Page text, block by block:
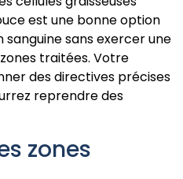
est une bonne option
sans exercer une
traitées. Votre
des directives précises
reprendre des
zones